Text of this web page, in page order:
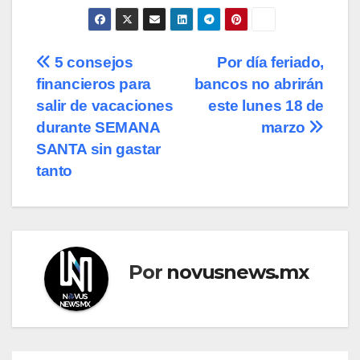
Navegación
de
entradas
Por día feriado,
bancos no abrirán
este lunes 18 de
marzo
5 consejos
financieros para
salir de vacaciones
durante SEMANA
SANTA sin gastar
tanto
Por novusnews.mx